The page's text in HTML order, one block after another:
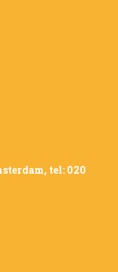
tel: 020